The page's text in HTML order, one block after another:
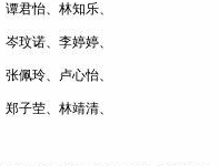
君怡、林知乐、
玟诺、李婷婷、
佩玲、卢心怡、
子茔、林靖清、